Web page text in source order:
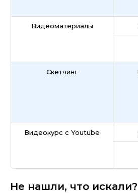
Видеоматериалы
Скетчинг
Видеокурс с Youtube
Не нашли, что искали?